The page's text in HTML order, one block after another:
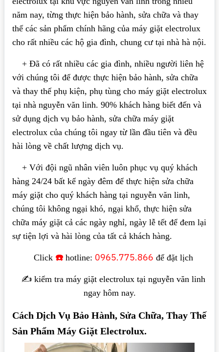
năm nay, từng thực hiện bảo hành, sửa chữa và thay
thế các sản phẩm chính hãng của máy giặt electrolux
cho rất nhiều các hộ gia đình, chung cư tại nhà hà nội.
+ Đã có rất nhiều các gia đình, nhiều người liên hệ
với chúng tôi để được thực hiện bảo hành, sửa chữa
và thay thế phụ kiện, phụ tùng cho máy giặt electrolux
tại nhà nguyễn văn linh. 90% khách hàng biết đến và
sử dụng dịch vụ bảo hành, sửa chữa máy giặt
electrolux của chúng tôi ngay từ lần đầu tiên và đều
hài lòng về chất lượng dịch vụ.
+ Với đội ngũ nhân viên luôn phục vụ quý khách
hàng 24/24 bất kể ngày đêm để thực hiện sửa chữa
máy giặt cho quý khách hàng tại nguyễn văn linh,
chúng tôi không ngại khó, ngại khổ, thực hiện sửa
chữa máy giặt cả các ngày nghỉ, ngày lễ tết để đem lại
sự tiện lợi và hài lòng của tất cả khách hàng.
Click ☎️hotline: 0965.775.866 để đặt lịch
✍️ kiểm tra máy giặt electrolux tại nguyễn văn linh
ngay hôm nay.
Cách Dịch Vụ Bảo Hành, Sửa Chữa, Thay Thế
Sản Phẩm Máy Giặt Electrolux.